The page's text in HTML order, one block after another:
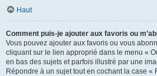
Haut
Comment puis-je ajouter aux favoris ou
Vous pouvez ajouter aux favoris ou vous
cliquant sur le lien approprié dans le menu «
en bas des sujets et parfois illustré par une
Répondre à un sujet tout en cochant la case «